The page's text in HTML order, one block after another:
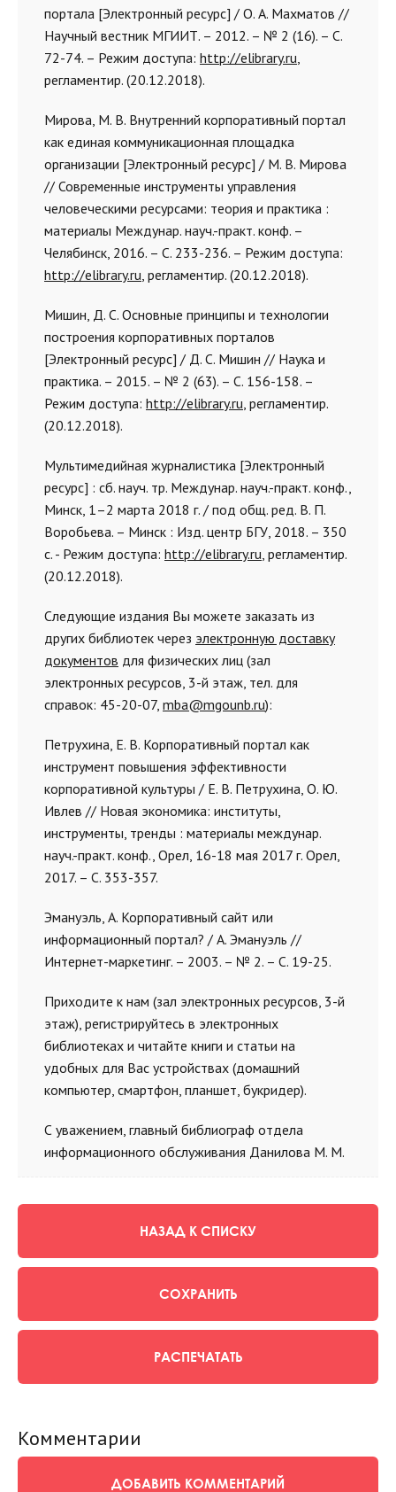
портала [Электронный ресурс] / О. А. Махматов //
Научный вестник МГИИТ. – 2012. – № 2 (16). – С.
72-74. – Режим доступа: http://elibrary.ru,
регламентир. (20.12.2018).
Мирова, М. В. Внутренний корпоративный портал
как единая коммуникационная площадка
организации [Электронный ресурс] / М. В. Мирова
// Современные инструменты управления
человеческими ресурсами: теория и практика :
материалы Междунар. науч.-практ. конф. –
Челябинск, 2016. – С. 233-236. – Режим доступа:
http://elibrary.ru, регламентир. (20.12.2018).
Мишин, Д. С. Основные принципы и технологии
построения корпоративных порталов
[Электронный ресурс] / Д. С. Мишин // Наука и
практика. – 2015. – № 2 (63). – С. 156-158. –
Режим доступа: http://elibrary.ru, регламентир.
(20.12.2018).
Мультимедийная журналистика [Электронный
ресурс] : сб. науч. тр. Междунар. науч.-практ. конф.,
Минск, 1–2 марта 2018 г. / под общ. ред. В. П.
Воробьева. – Минск : Изд. центр БГУ, 2018. – 350
с. - Режим доступа: http://elibrary.ru, регламентир.
(20.12.2018).
Следующие издания Вы можете заказать из
других библиотек через электронную доставку
документов для физических лиц (зал
электронных ресурсов, 3-й этаж, тел. для
справок: 45-20-07, mba@mgounb.ru):
Петрухина, Е. В. Корпоративный портал как
инструмент повышения эффективности
корпоративной культуры / Е. В. Петрухина, О. Ю.
Ивлев // Новая экономика: институты,
инструменты, тренды : материалы междунар.
науч.-практ. конф., Орел, 16-18 мая 2017 г. Орел,
2017. – С. 353-357.
Эмануэль, А. Корпоративный сайт или
информационный портал? / А. Эмануэль //
Интернет-маркетинг. – 2003. – № 2. – С. 19-25.
Приходите к нам (зал электронных ресурсов, 3-й
этаж), регистрируйтесь в электронных
библиотеках и читайте книги и статьи на
удобных для Вас устройствах (домашний
компьютер, смартфон, планшет, букридер).
С уважением, главный библиограф отдела
информационного обслуживания Данилова М. М.
НАЗАД К СПИСКУ
СОХРАНИТЬ
РАСПЕЧАТАТЬ
Комментарии
ДОБАВИТЬ КОММЕНТАРИЙ